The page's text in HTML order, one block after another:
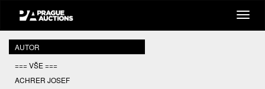
AUTOR
=== VŠE ===
ACHRER JOSEF